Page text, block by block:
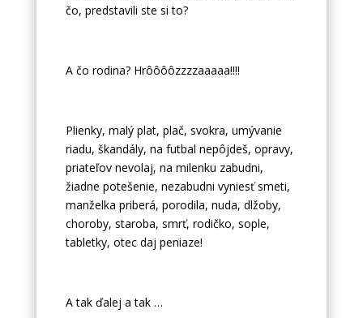
čo, predstavili ste si to?
A čo rodina? Hrôôôôzzzzaaaaa!!!!
Plienky, malý plat, plač, svokra, umývanie
riadu, škandály, na futbal nepôjdeš, opravy,
priateľov nevolaj, na milenku zabudni,
žiadne potešenie, nezabudni vyniesť smeti,
manželka priberá, porodila, nuda, dlžoby,
choroby, staroba, smrť, rodičko, sople,
tabletky, otec daj peniaze!
A tak ďalej a tak …